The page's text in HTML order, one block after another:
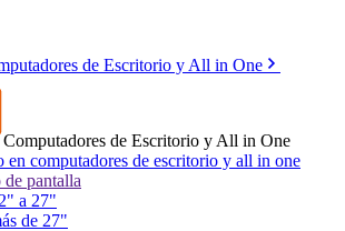
de Escritorio y All in One
Computadores de Escritorio y All in One
en computadores de escritorio y all in one
de pantalla
a 27"
de 27"